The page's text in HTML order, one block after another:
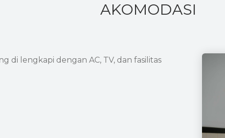
AKOMODASI
di lengkapi dengan AC, TV, dan fasilitas